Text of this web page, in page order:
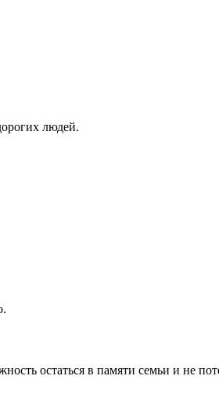
людей.
остаться в памяти семьи и не